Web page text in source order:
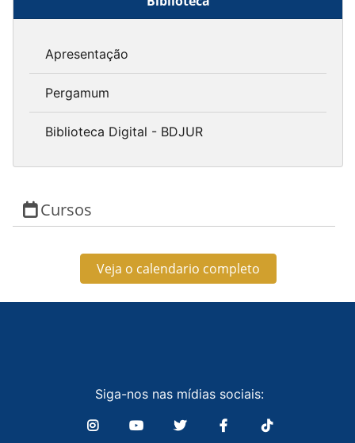
Apresentação
Pergamum
Biblioteca Digital - BDJUR
Cursos
Veja o calendario completo
Siga-nos nas mídias sociais: